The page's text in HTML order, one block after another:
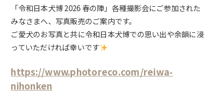
「令和日本犬博 2026 春の陣」各種撮影会にご参加された
みなさまへ、写真販売のご案内です。
ご愛犬のお写真と共に令和日本犬博での思い出や余韻に浸
っていただければ幸いです
https://www.photoreco.com/reiwa-
nihonken